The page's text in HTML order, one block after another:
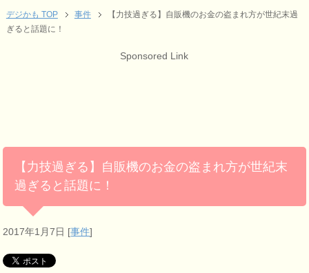
デジかも TOP 事件
【力技過ぎる】自販機のお金の盗まれ方が世紀末過
ぎると話題に！
Sponsored Link
【力技過ぎる】自販機のお金の盗まれ方が世紀末
過ぎると話題に！
2017年1月7日 [事件]